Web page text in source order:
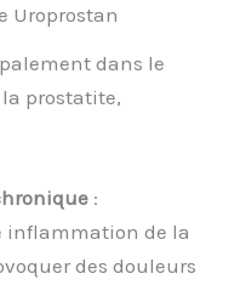
Uroprostan
dans le
prostatite,
:
inflammation de la
des douleurs